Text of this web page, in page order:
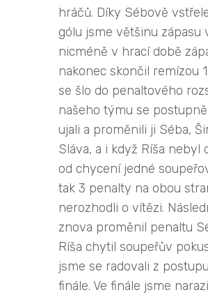
hráčů. Díky Sébově
gólu jsme většinu zápasu
nicméně v hrací době
nakonec skončil remízou
se šlo do penaltového
našeho týmu se
ujali a proměnili ji Séba,
Sláva, a i když Ríša nebyl
od chycení jedné
tak 3 penalty na obou
nerozhodli o vítězi.
znova proměnil penaltu
Ríša chytil soupeřův
jsme se radovali z
finále. Ve finále jsme